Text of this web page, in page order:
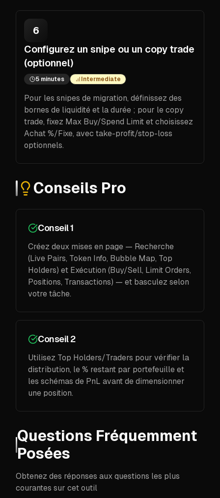
6
Configurez un snipe ou un copy trade
(optionnel)
5 minutes Intermediate
Pour les snipes de migration, définissez des
bornes de liquidité et la durée ; pour le copy
trade, fixez Max Buy/Spend Limit et choisissez
Achat %/Fixe, avec take-profit/stop-loss
optionnels.
Conseils Pro
Conseil 1
Créez deux mises en page — Recherche
(Live Pairs, Token Info, Bubble Map, Top
Holders) et Exécution (Buy/Sell, Limit Orders,
Positions, Transactions) — et basculez selon
votre tâche.
Conseil 2
Utilisez Top Holders/Traders pour vérifier la
distribution, le % restant par portefeuille et
les schémas de PnL avant de dimensionner
une position.
Questions Fréquemment
Posées
Obtenez des réponses aux questions les plus
courantes sur cet outil